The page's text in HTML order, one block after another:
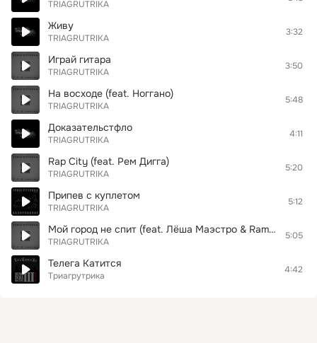
TRIAGRUTRIKA
Живу
TRIAGRUTRIKA
3:32
Играй гитара
TRIAGRUTRIKA
3:50
На восходе (feat. Ноггано)
TRIAGRUTRIKA
5:48
Доказательстфло
TRIAGRUTRIKA
4:11
Rap City (feat. Рем Дигга)
TRIAGRUTRIKA
5:20
Припев с куплетом
TRIAGRUTRIKA
5:12
Мой город не спит (feat. Лёша Маэстро & Ramzes (ОДБР))
TRIAGRUTRIKA
5:05
Телега Катится
Триагрутрика
4:42